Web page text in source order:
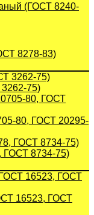
(ГОСТ 8240-
8278-83)
75)
80, ГОСТ 20295-
ГОСТ 8734-75)
16523, ГОСТ